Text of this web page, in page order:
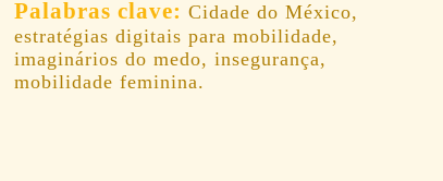
Cidade do México,
estratégias digitais para mobilidade,
imaginários do medo, insegurança,
mobilidade feminina.